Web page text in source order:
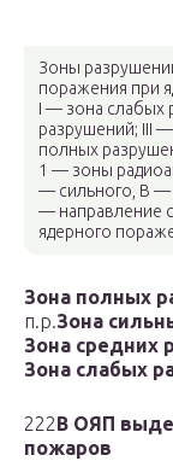
Зоны
поражения при
I — зона слабых
разрушений; III
полных
1 — зоны
— сильного, В —
— направление
ядерного
Зона полных
п.р.Зона
Зона средних
Зона слабых
222В ОЯП
пожаров